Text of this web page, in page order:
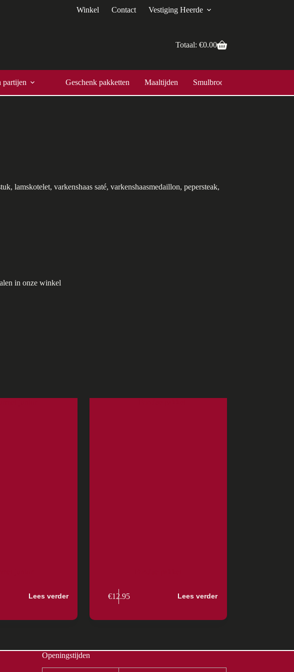
Winkel Contact Vestiging Heerde
Totaal: €0.00
partijen Geschenk pakketten Maaltijden Smulbroodjes
lamskotelet, varkenshaas saté, varkenshaasmedaillon, pepersteak,
in onze winkel
Lees verder €12.95 Lees verder
Openingstijden